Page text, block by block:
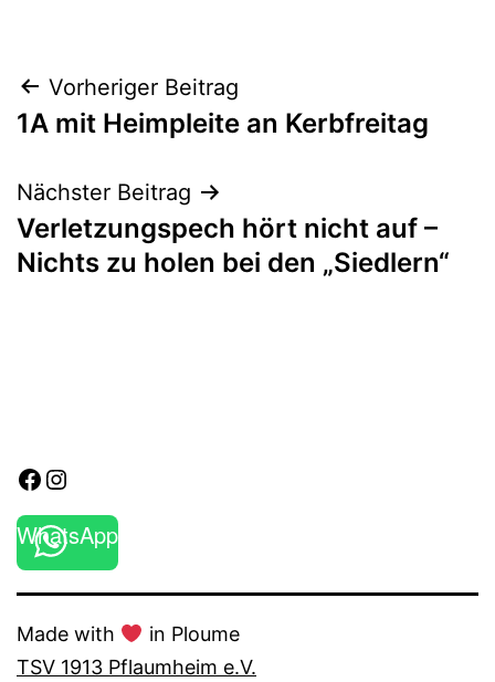
Beitragsnavigation
Vorheriger Beitrag
1A mit Heimpleite an Kerbfreitag
Nächster Beitrag
Verletzungspech hört nicht auf –
Nichts zu holen bei den „Siedlern“
Facebook
Instagram
WhatsApp
Made with
in Ploume
TSV 1913 Pflaumheim e.V.